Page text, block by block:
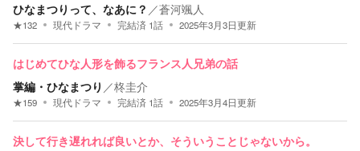
ひなまつりって、なあに？ ／蒼河颯人
★132 現代ドラマ 完結済 1話 2025年3月3日更新
はじめてひな人形を飾るフランス人兄弟の話
掌編・ひなまつり ／柊圭介
★159 現代ドラマ 完結済 1話 2025年3月4日更新
決して行き遅れれば良いとか、そういうことじゃないから。